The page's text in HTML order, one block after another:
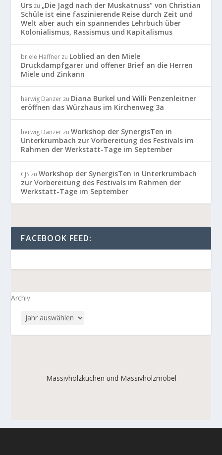
Urs zu „Die Jagd nach der Muskatnuss“ von Christian
Schüle ist eine faszinierende Reise durch Zeit und
Welt aber auch ein spannendes Lehrbuch über
Kolonialismus, Rassismus und Kapitalismus
briele Haffner zu Loblied an den Miele
Druckdampfgarer und offener Brief an die Herren
Miele und Zinkann
herwig Danzer zu Diana Burkel und Willi Penzenleitner
eröffnen das Würzhaus im Kirchenweg 3a
herwig Danzer zuWorkshop der SynergisTen in
Unterkrumbach zur Vorbereitung des Festivals im
Rahmen der Werkstatt-Tage im September
CJS zuWorkshop der SynergisTen in Unterkrumbach
zur Vorbereitung des Festivals im Rahmen der
Werkstatt-Tage im September
FACEBOOK FEED:
Archiv
Massivholzküchen und Massivholzmöbel